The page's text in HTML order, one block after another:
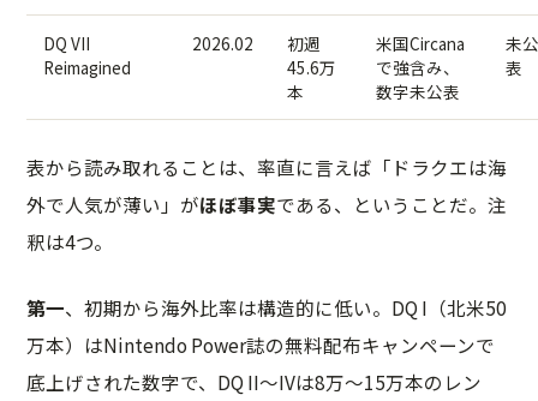
DQ VII
Reimagined
2026.02
初週
45.6万
本
米国Circana
で強含み、
数字未公表
未公
表
表から読み取れることは、率直に言えば「ドラクエは海
外で人気が薄い」がほぼ事実である、ということだ。注
釈は4つ。
第一、初期から海外比率は構造的に低い。DQ I（北米50
万本）はNintendo Power誌の無料配布キャンペーンで
底上げされた数字で、DQ II〜IVは8万〜15万本のレン